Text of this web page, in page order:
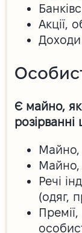
Акції,
Є майно,
Майно,
Речі
(одяг,